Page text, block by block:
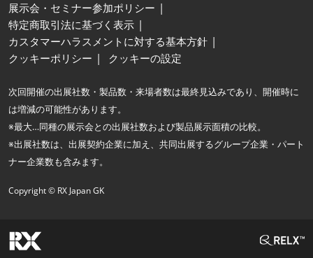
展示会・セミナー参加ポリシー
特定商取引法に基づく表示
カスタマーハラスメントに対する基本方針
クッキーポリシー
クッキーの設定
次回開催の出展社数・製品数・来場者数は最終見込みであり、開催時に
は増減の可能性があります。
※最大…同種の展示会との出展社数および製品展示面積の比較。
※出展社数は、出展契約企業に加え、共同出展するグループ企業・パート
ナー企業数も含みます。
Copyright © RX Japan GK